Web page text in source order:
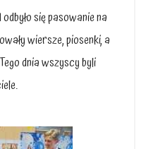
się pasowanie na
wiersze, piosenki, a
dnia wszyscy byli